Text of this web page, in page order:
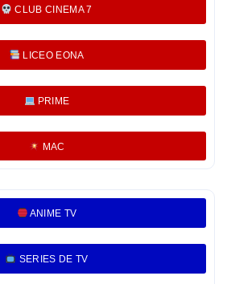
CLUB CINEMA 7
LICEO EONA
PRIME
MAC
ANIME TV
SERIES DE TV